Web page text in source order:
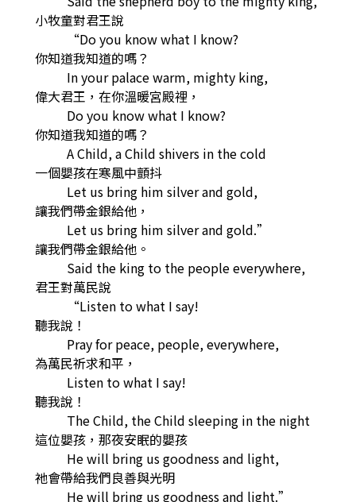
小牧童對君王說
“Do you know what I know?
你知道我知道的嗎？
In your palace warm, mighty king,
偉大君王，在你溫暖宮殿裡，
Do you know what I know?
你知道我知道的嗎？
A Child, a Child shivers in the cold
一個嬰孩在寒風中顫抖
Let us bring him silver and gold,
讓我們帶金銀給他，
Let us bring him silver and gold.”
讓我們帶金銀給他。
Said the king to the people everywhere,
君王對萬民說
“Listen to what I say!
聽我說！
Pray for peace, people, everywhere,
為萬民祈求和平，
Listen to what I say!
聽我說！
The Child, the Child sleeping in the night
這位嬰孩，那夜安眠的嬰孩
He will bring us goodness and light,
祂會帶給我們良善與光明
He will bring us goodness and light.”